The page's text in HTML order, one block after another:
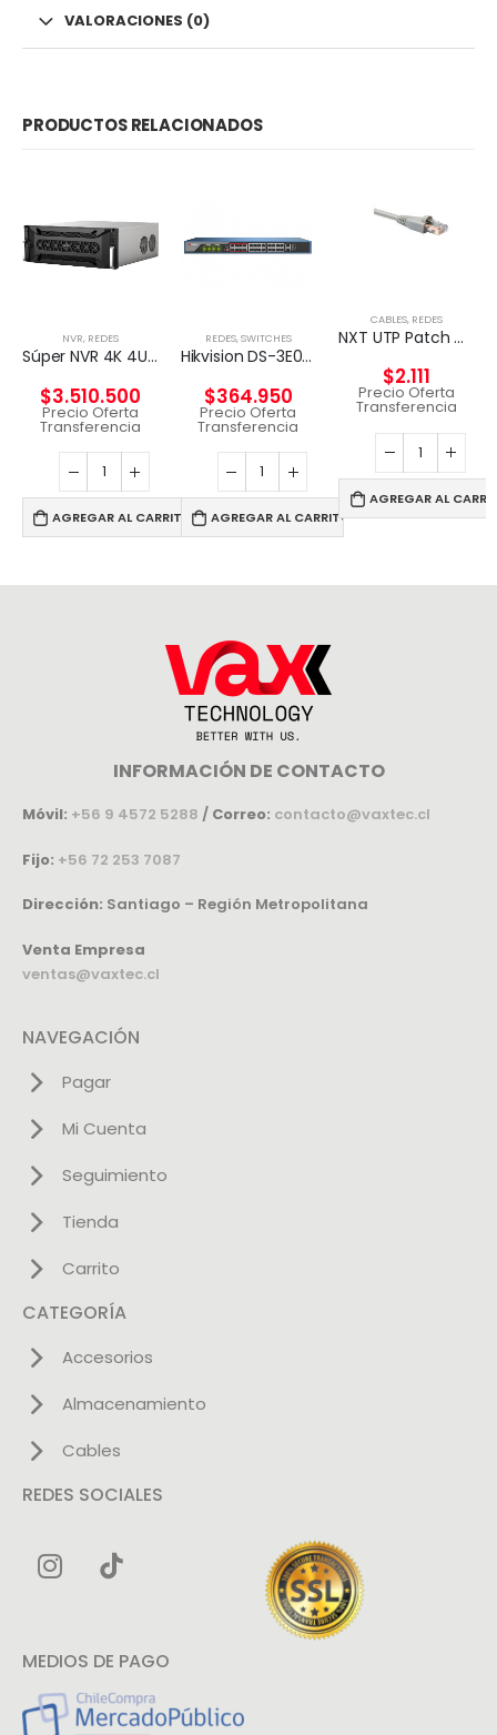
VALORACIONES (0)
PRODUCTOS RELACIONADOS
NVR, REDES
Súper NVR 4K 4U de 256 canales
$3.510.500
Precio Oferta
Transferencia
AGREGAR AL CARRITO
REDES,SWITCHES
Hikvision DS-3E0326P-E – Conmutador – sin gestionar – 24 x 10/100 (8 PoE) + 2 x Gigabit SFP (enlace ascendente) – sobremesa – PoE+ (370 W)
$364.950
Precio Oferta
Transferencia
AGREGAR AL CARRITO
CABLES, REDES
NXT UTP Patch Cord Cat5e 2m CM – GRIS
$2.111
Precio Oferta
Transferencia
AGREGAR AL
INFORMACIÓN DE CONTACTO
Móvil: +56 9 4572 5288 / Correo: contacto@vaxtec.cl
Fijo: +56 72 253 7087
Dirección: Santiago – Región Metropolitana
Venta Empresa
ventas@vaxtec.cl
NAVEGACIÓN
Pagar
Mi Cuenta
Seguimiento
Tienda
Carrito
CATEGORÍA
Accesorios
Almacenamiento
Cables
REDES SOCIALES
MEDIOS DE PAGO